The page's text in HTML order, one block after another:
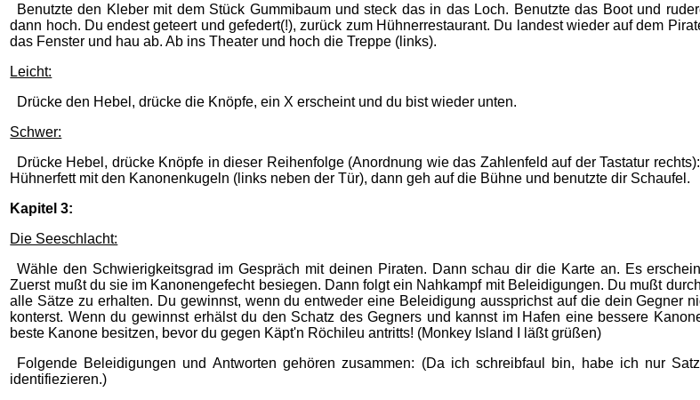
Benutzte den Kleber mit dem Stück Gummibaum und steck das in das Loch. Benutzte das Boot und
dann hoch. Du endest geteert und gefedert(!), zurück zum Hühnerrestaurant. Du landest wieder auf dem
das Fenster und hau ab. Ab ins Theater und hoch die Treppe (links).
Leicht:
Drücke den Hebel, drücke die Knöpfe, ein X erscheint und du bist wieder unten.
Schwer:
Drücke Hebel, drücke Knöpfe in dieser Reihenfolge (Anordnung wie das Zahlenfeld auf der Tastatur
Hühnerfett mit den Kanonenkugeln (links neben der Tür), dann geh auf die Bühne und benutzte dir Schaufel.
Kapitel 3:
Die Seeschlacht:
Wähle den Schwierigkeitsgrad im Gespräch mit deinen Piraten. Dann schau dir die Karte an. Es
Zuerst mußt du sie im Kanonengefecht besiegen. Dann folgt ein Nahkampf mit Beleidigungen. Du mußt
alle Sätze zu erhalten. Du gewinnst, wenn du entweder eine Beleidigung aussprichst auf die dein Gegner
konterst. Wenn du gewinnst erhälst du den Schatz des Gegners und kannst im Hafen eine bessere
beste Kanone besitzen, bevor du gegen Käpt'n Röchileu antritts! (Monkey Island I läßt grüßen)
Folgende Beleidigungen und Antworten gehören zusammen: (Da ich schreibfaul bin, habe ich nur
identifiezieren.)